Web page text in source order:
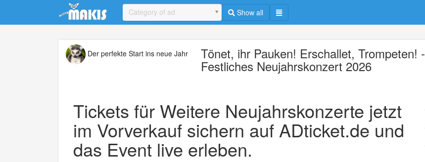
Update cookies preferences
Category of ad Show all
Der perfekte Start ins neue Jahr Tönet, ihr Pauken! Erschallet, Trompeten! -
Festliches Neujahrskonzert 2026
Tickets für Weitere Neujahrskonzerte jetzt
im Vorverkauf sichern auf ADticket.de und
das Event live erleben.